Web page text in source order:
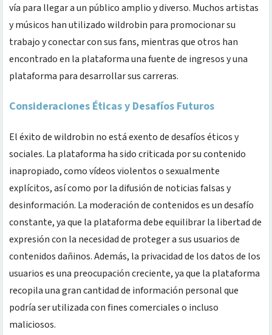
vía para llegar a un público amplio y diverso. Muchos artistas
y músicos han utilizado wildrobin para promocionar su
trabajo y conectar con sus fans, mientras que otros han
encontrado en la plataforma una fuente de ingresos y una
plataforma para desarrollar sus carreras.
Consideraciones Éticas y Desafíos Futuros
El éxito de wildrobin no está exento de desafíos éticos y
sociales. La plataforma ha sido criticada por su contenido
inapropiado, como vídeos violentos o sexualmente
explícitos, así como por la difusión de noticias falsas y
desinformación. La moderación de contenidos es un desafío
constante, ya que la plataforma debe equilibrar la libertad de
expresión con la necesidad de proteger a sus usuarios de
contenidos dañinos. Además, la privacidad de los datos de los
usuarios es una preocupación creciente, ya que la plataforma
recopila una gran cantidad de información personal que
podría ser utilizada con fines comerciales o incluso
maliciosos.